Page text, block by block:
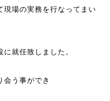
現場の実務を行なってまい
就任致しました。
会う事ができ